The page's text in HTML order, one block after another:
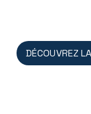
DÉCOUVREZ